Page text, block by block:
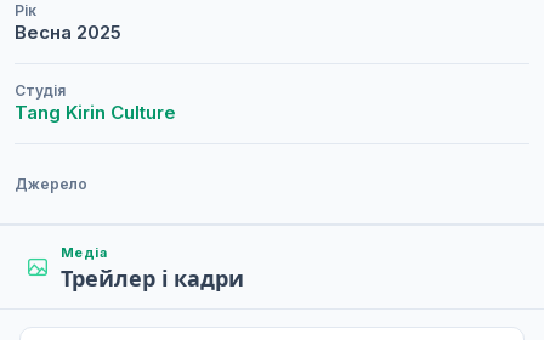
Рік
Весна 2025
Студія
Tang Kirin Culture
Джерело
Медіа
Трейлер і кадри